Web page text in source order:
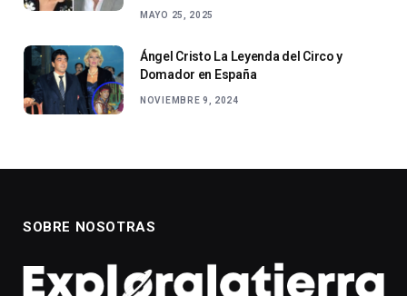
MAYO 25, 2025
Ángel Cristo La Leyenda del Circo y
Domador en España
NOVIEMBRE 9, 2024
SOBRE NOSOTRAS